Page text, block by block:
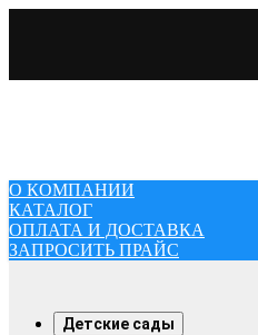
О КОМПАНИИ
КАТАЛОГ
ОПЛАТА И ДОСТАВКА
ЗАПРОСИТЬ ПРАЙС
Детские сады